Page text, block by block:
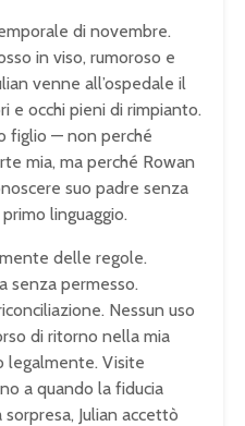
di novembre.
in viso, rumoroso e
venne all’ospedale il
e occhi pieni di rimpianto.
figlio — non perché
mia, ma perché Rowan
suo padre senza
linguaggio.
delle regole.
senza permesso.
Nessun uso
di ritorno nella mia
legalmente. Visite
a quando la fiducia
Julian accettò